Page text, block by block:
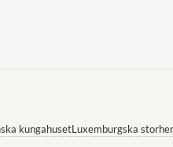
kungahusetLuxemburgska